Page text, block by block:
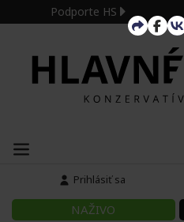
Podporte HS
Prihlásiť sa
NAŽIVO